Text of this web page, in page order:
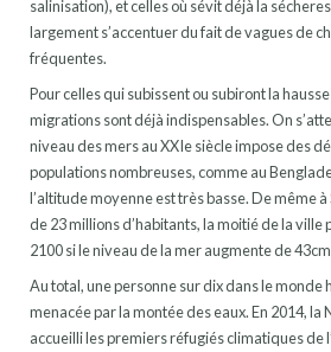
salinisation), et celles où sévit déjà la
largement s’accentuer du fait de vagues de
fréquentes.
Pour celles qui subissent ou subiront la
migrations sont déjà indispensables. On
niveau des mers au XXIe siècle impose des
populations nombreuses, comme au
l’altitude moyenne est très basse. De même
de 23 millions d’habitants, la moitié de la ville
2100 si le niveau de la mer augmente de
Au total, une personne sur dix dans le monde
menacée par la montée des eaux. En 2014,
accueilli les premiers réfugiés climatiques de